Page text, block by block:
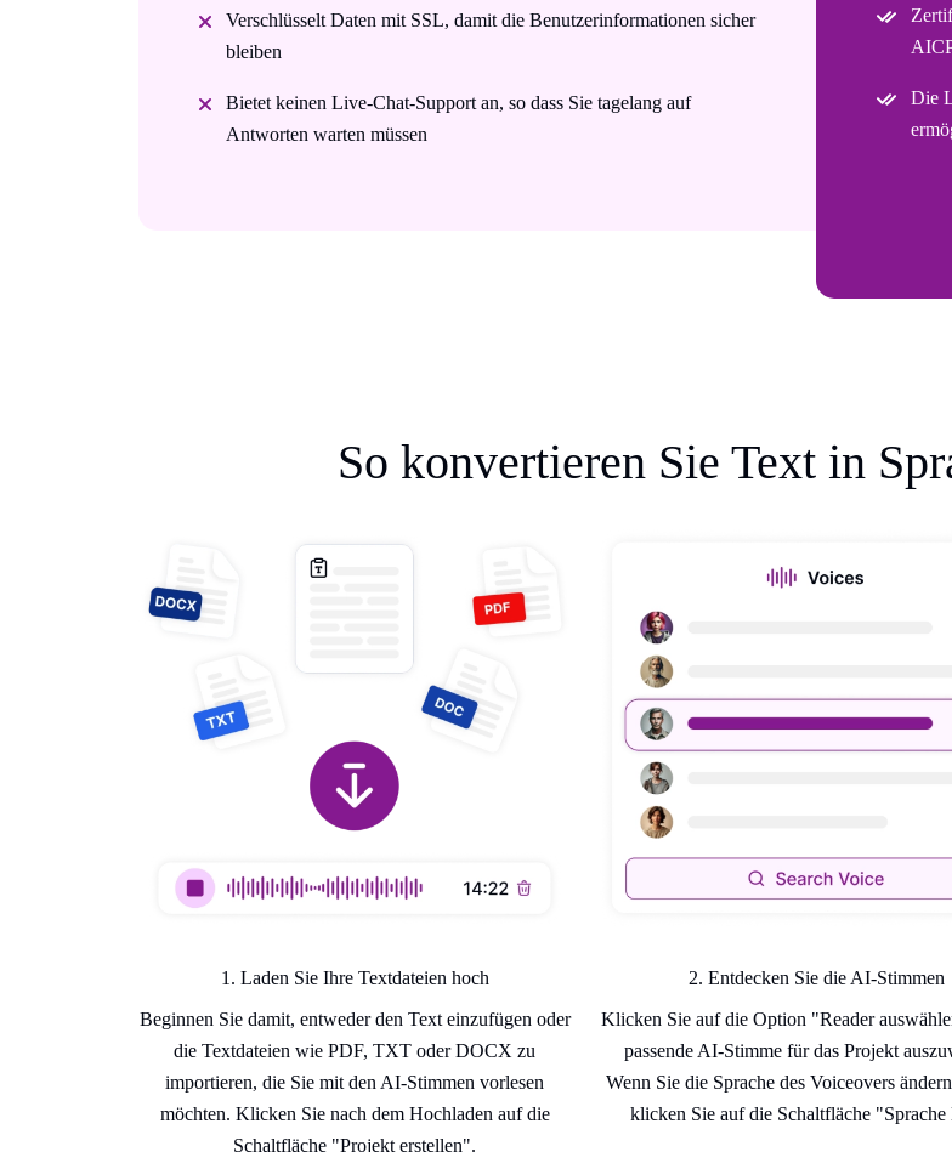
Verschlüsselt Daten mit SSL, damit die Benutzerinformationen sicher
bleiben
Bietet keinen Live-Chat-Support an, so dass Sie tagelang auf
Antworten warten müssen
Die
So konvertieren Sie Text in
1. Laden Sie Ihre Textdateien hoch
Beginnen Sie damit, entweder den Text einzufügen oder
die Textdateien wie PDF, TXT oder DOCX zu
importieren, die Sie mit den AI-Stimmen vorlesen
möchten. Klicken Sie nach dem Hochladen auf die
Schaltfläche "Projekt erstellen".
2. Entdecken Sie die AI-Stimmen
Klicken Sie auf die Option "Reader
passende AI-Stimme für das Projekt
Wenn Sie die Sprache des Voiceovers
klicken Sie auf die Schaltfläche "Sprache